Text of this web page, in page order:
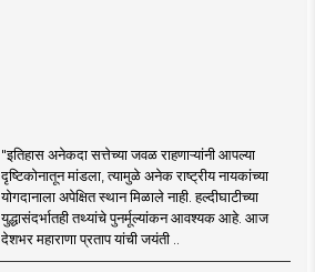
"इतिहास अनेकदा सत्तेच्या जवळ राहणाऱ्यांनी आपल्या
दृष्टिकोनातून मांडला, त्यामुळे अनेक राष्ट्रीय नायकांच्या
योगदानाला अपेक्षित स्थान मिळाले नाही. हल्दीघाटीच्या
युद्धासंदर्भातही तथ्यांचे पुनर्मूल्यांकन आवश्यक आहे. आज
देशभर महाराणा प्रताप यांची जयंती ..